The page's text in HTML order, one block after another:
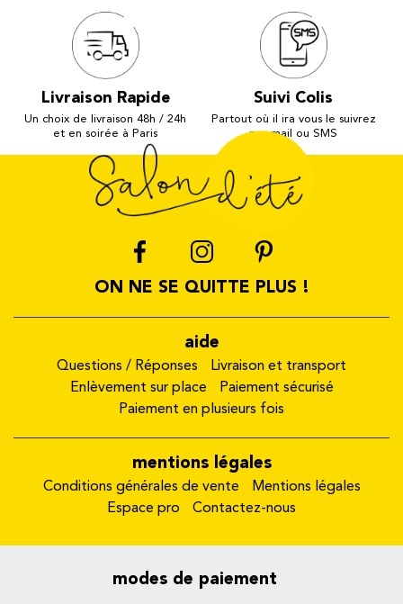
Livraison Rapide
Un choix de livraison 48h / 24h
et en soirée à Paris
Suivi Colis
Partout où il ira vous le suivrez
par mail ou SMS
ON NE SE QUITTE PLUS !
aide
Questions / Réponses
Livraison et transport
Enlèvement sur place
Paiement sécurisé
Paiement en plusieurs fois
mentions légales
Conditions générales de vente
Mentions légales
Espace pro
Contactez-nous
modes de paiement